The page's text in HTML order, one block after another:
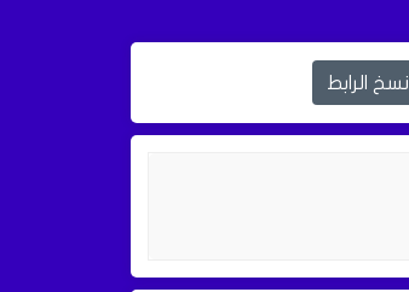
نسخ الرابط